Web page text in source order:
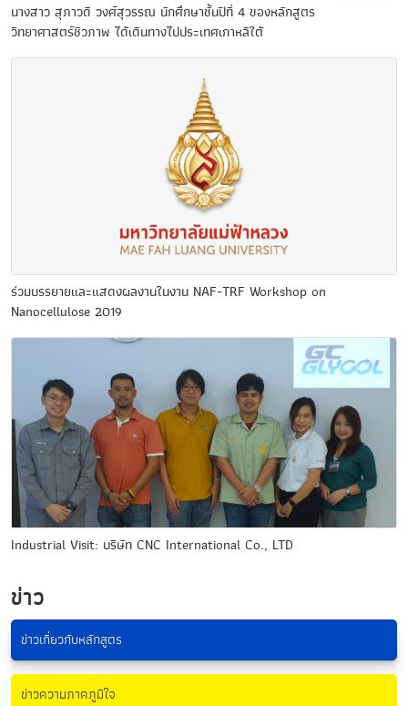
นางสาว สุภาวดี วงศ์สุวรรณ นักศึกษาชั้นปีที่ 4 ของหลักสูตร
วิทยาศาสตร์ชีวภาพ ได้เดินทางไปประเทศเกาหลีใต้
ร่วมบรรยายและแสดงผลงานในงาน NAF-TRF Workshop on
Nanocellulose 2019
Industrial Visit: บริษัท CNC International Co., LTD
ข่าว
ข่าวเกี่ยวกับหลักสูตร
ข่าวความภาคภูมิใจ